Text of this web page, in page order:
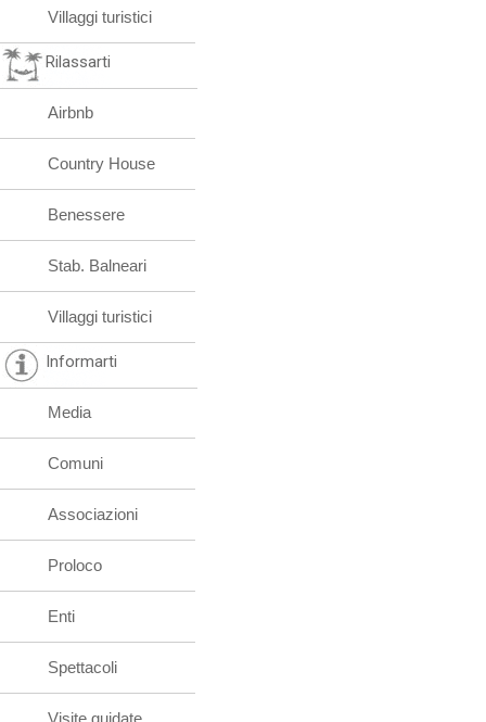
Villaggi turistici
Rilassarti
Airbnb
Country House
Benessere
Stab. Balneari
Villaggi turistici
Informarti
Media
Comuni
Associazioni
Proloco
Enti
Spettacoli
Visite guidate